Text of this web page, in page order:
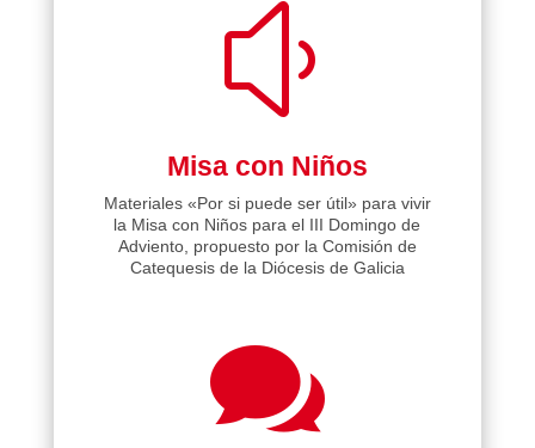
y
Misa con Niños
Materiales «Por si puede ser útil» para vivir
la Misa con Niños para el III Domingo de
Adviento, propuesto por la Comisión de
Catequesis de la Diócesis de Galicia
